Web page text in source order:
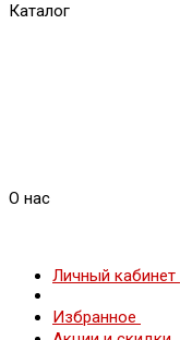
Каталог
О нас
Личный кабинет
Избранное